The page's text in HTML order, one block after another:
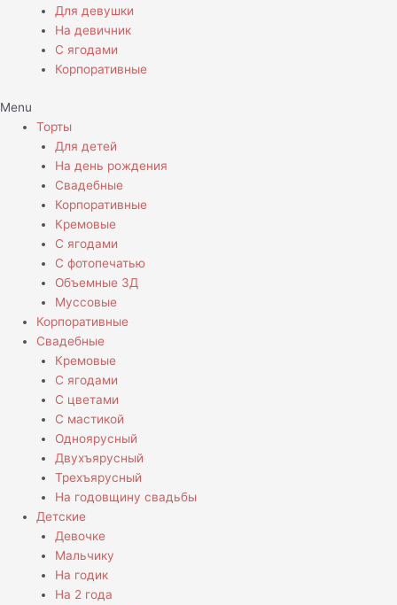
Для девушки
На девичник
С ягодами
Корпоративные
Menu
Торты
Для детей
На день рождения
Свадебные
Корпоративные
Кремовые
С ягодами
С фотопечатью
Объемные 3Д
Муссовые
Корпоративные
Свадебные
Кремовые
С ягодами
С цветами
С мастикой
Одноярусный
Двухъярусный
Трехъярусный
На годовщину свадьбы
Детские
Девочке
Мальчику
На годик
На 2 года